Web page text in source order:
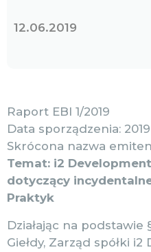
12.06.2019
Raport EBI 1/2019
Data sporządzenia:
Skrócona nazwa
Temat: i2
dotyczący
Praktyk
Działając na podstawie
Giełdy, Zarząd spółki